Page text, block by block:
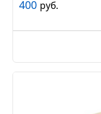
400 руб.